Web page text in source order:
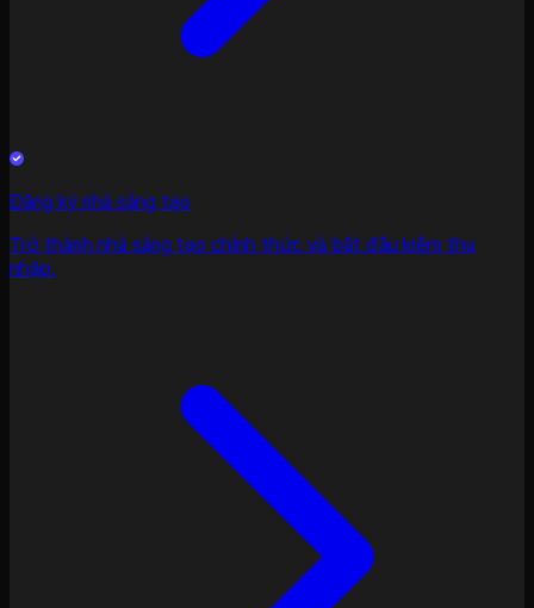
Đăng ký nhà sáng tạo
Trở thành nhà sáng tạo chính thức và bắt đầu kiếm thu
nhập.